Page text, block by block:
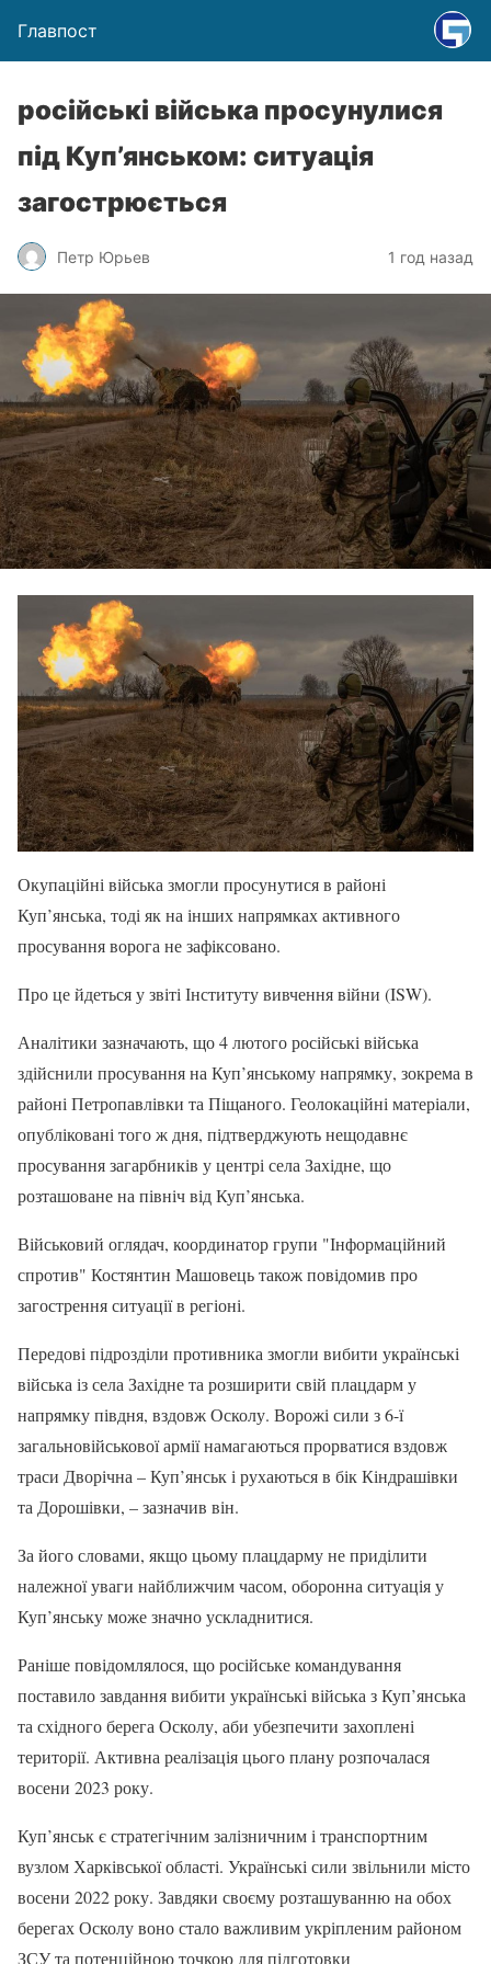
Главпост
російські війська просунулися
під Куп’янськом: ситуація
загострюється
Петр Юрьев 1 год назад
Окупаційні війська змогли просунутися в районі
Куп’янська, тоді як на інших напрямках активного
просування ворога не зафіксовано.
Про це йдеться у звіті Інституту вивчення війни (ISW).
Аналітики зазначають, що 4 лютого російські війська
здійснили просування на Куп’янському напрямку, зокрема в
районі Петропавлівки та Піщаного. Геолокаційні матеріали,
опубліковані того ж дня, підтверджують нещодавнє
просування загарбників у центрі села Західне, що
розташоване на північ від Куп’янська.
Військовий оглядач, координатор групи "Інформаційний
спротив" Костянтин Машовець також повідомив про
загострення ситуації в регіоні.
Передові підрозділи противника змогли вибити українські
війська із села Західне та розширити свій плацдарм у
напрямку півдня, вздовж Осколу. Ворожі сили з 6-ї
загальновійськової армії намагаються прорватися вздовж
траси Дворічна – Куп’янськ і рухаються в бік Кіндрашівки
та Дорошівки, – зазначив він.
За його словами, якщо цьому плацдарму не приділити
належної уваги найближчим часом, оборонна ситуація у
Куп’янську може значно ускладнитися.
Раніше повідомлялося, що російське командування
поставило завдання вибити українські війська з Куп’янська
та східного берега Осколу, аби убезпечити захоплені
території. Активна реалізація цього плану розпочалася
восени 2023 року.
Куп’янськ є стратегічним залізничним і транспортним
вузлом Харківської області. Українські сили звільнили місто
восени 2022 року. Завдяки своєму розташуванню на обох
берегах Осколу воно стало важливим укріпленим районом
ЗСУ та потенційною точкою для підготовки